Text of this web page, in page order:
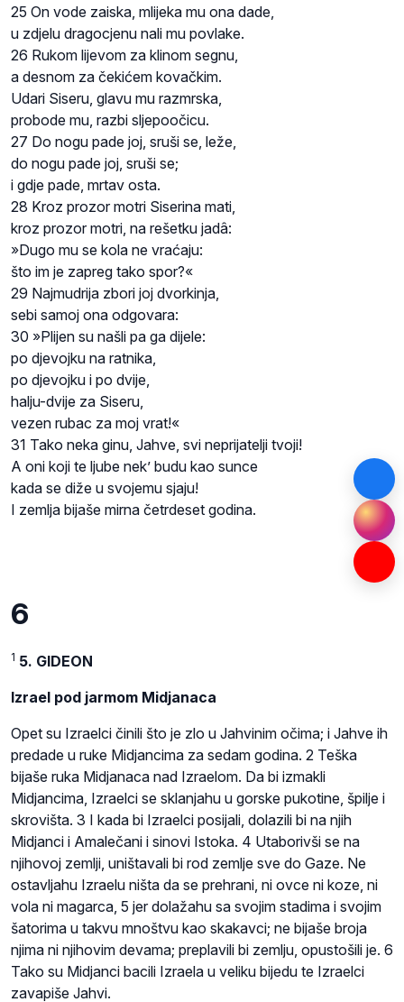
25 On vode zaiska, mlijeka mu ona dade,
u zdjelu dragocjenu nali mu povlake.
26 Rukom lijevom za klinom segnu,
a desnom za čekićem kovačkim.
Udari Siseru, glavu mu razmrska,
probode mu, razbi sljepoočicu.
27 Do nogu pade joj, sruši se, leže,
do nogu pade joj, sruši se;
i gdje pade, mrtav osta.
28 Kroz prozor motri Siserina mati,
kroz prozor motri, na rešetku jadâ:
»Dugo mu se kola ne vraćaju:
što im je zapreg tako spor?«
29 Najmudrija zbori joj dvorkinja,
sebi samoj ona odgovara:
30 »Plijen su našli pa ga dijele:
po djevojku na ratnika,
po djevojku i po dvije,
halju-dvije za Siseru,
vezen rubac za moj vrat!«
31 Tako neka ginu, Jahve, svi neprijatelji tvoji!
A oni koji te ljube nek’ budu kao sunce
kada se diže u svojemu sjaju!
I zemlja bijaše mirna četrdeset godina.
6
1 5. GIDEON
Izrael pod jarmom Midjanaca
Opet su Izraelci činili što je zlo u Jahvinim očima; i Jahve ih
predade u ruke Midjancima za sedam godina. 2 Teška
bijaše ruka Midjanaca nad Izraelom. Da bi izmakli
Midjancima, Izraelci se sklanjahu u gorske pukotine, špilje i
skrovišta. 3 I kada bi Izraelci posijali, dolazili bi na njih
Midjanci i Amalečani i sinovi Istoka. 4 Utaborivši se na
njihovoj zemlji, uništavali bi rod zemlje sve do Gaze. Ne
ostavljahu Izraelu ništa da se prehrani, ni ovce ni koze, ni
vola ni magarca, 5 jer dolažahu sa svojim stadima i svojim
šatorima u takvu mnoštvu kao skakavci; ne bijaše broja
njima ni njihovim devama; preplavili bi zemlju, opustošili je. 6
Tako su Midjanci bacili Izraela u veliku bijedu te Izraelci
zavapiše Jahvi.